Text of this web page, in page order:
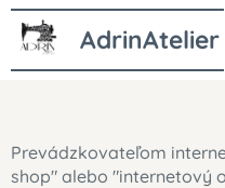
AdrinAtelier
Prevádzkovateľom
shop" alebo "internetový